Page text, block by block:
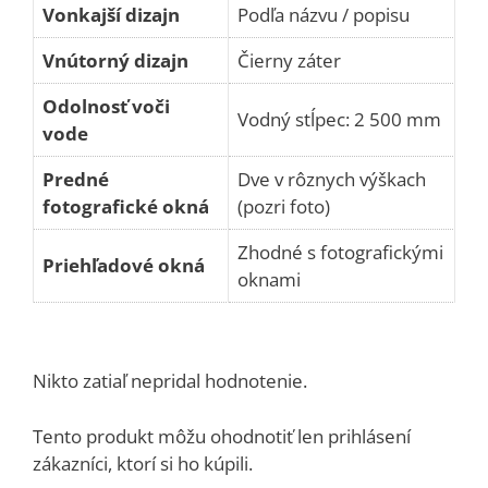
Vonkajší dizajn
Podľa názvu / popisu
Vnútorný dizajn
Čierny záter
Odolnosť voči
vode
Vodný stĺpec: 2 500 mm
Predné
fotografické okná
Dve v rôznych výškach
(pozri foto)
Priehľadové okná
Zhodné s fotografickými
oknami
Nikto zatiaľ nepridal hodnotenie.
Tento produkt môžu ohodnotiť len prihlásení
zákazníci, ktorí si ho kúpili.